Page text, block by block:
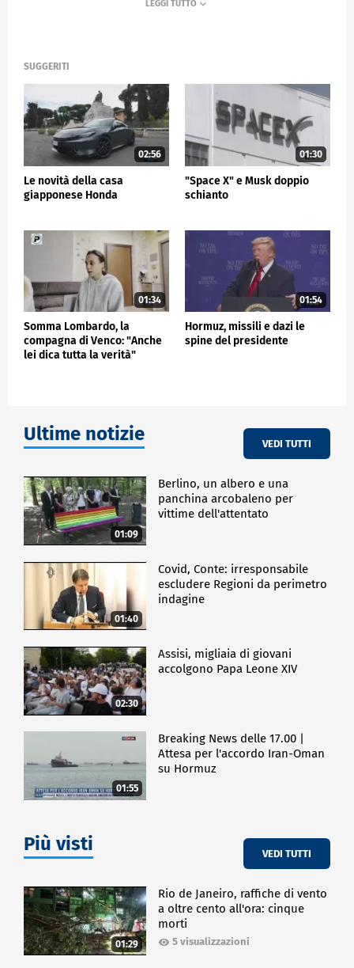
SUGGERITI
02:56
Le novità della casa
giapponese Honda
01:30
"Space X" e Musk doppio
schianto
01:34
Somma Lombardo, la
compagna di Venco: "Anche
lei dica tutta la verità"
01:54
Hormuz, missili e dazi le
spine del presidente
Ultime notizie VEDI TUTTI
01:09
Berlino, un albero e una
panchina arcobaleno per
vittime dell'attentato
01:40
Covid, Conte: irresponsabile
escludere Regioni da perimetro
indagine
02:30
Assisi, migliaia di giovani
accolgono Papa Leone XIV
01:55
Breaking News delle 17.00 |
Attesa per l'accordo Iran-Oman
su Hormuz
Più visti VEDI TUTTI
01:29
Rio de Janeiro, raffiche di vento
a oltre cento all'ora: cinque
morti
5 visualizzazioni